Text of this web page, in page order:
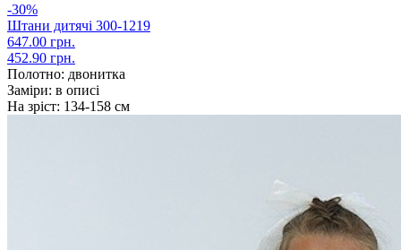
-30%
Штани дитячі 300-1219
647.00 грн.
452.90 грн.
Полотно: двонитка
Заміри: в описі
На зріст: 134-158 см